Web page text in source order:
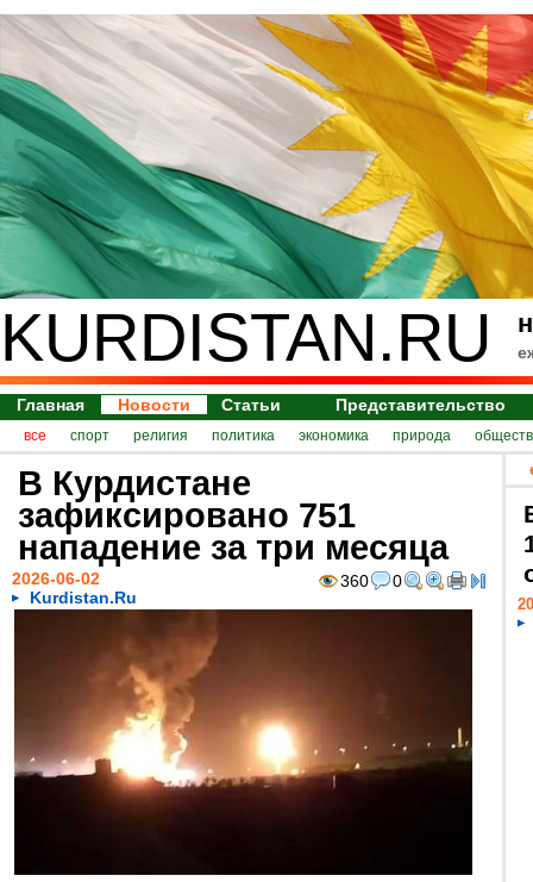
KURDISTAN.RU
Главная Новости Статьи Представительство
все спорт религия политика экономика природа
В Курдистане
зафиксировано 751
нападение за три месяца
360 0
2026-06-02
Kurdistan.Ru